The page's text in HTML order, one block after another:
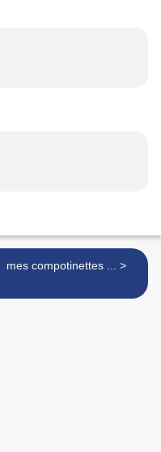
mes compotinettes ... >